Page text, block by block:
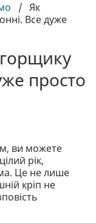
/ Як
Все дуже
просто
ви можете
рік,
Це не лише
кріп не